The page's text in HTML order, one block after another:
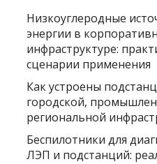
Низкоуглеродные
энергии в
инфраструктуре:
сценарии применения
Как устроены
городской,
региональной
Беспилотники для
ЛЭП и подстанций: